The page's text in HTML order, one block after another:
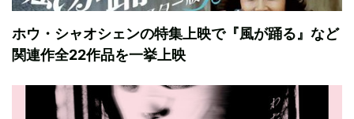
ホウ・シャオシェンの特集上映で『風が踊る』など
関連作全22作品を一挙上映